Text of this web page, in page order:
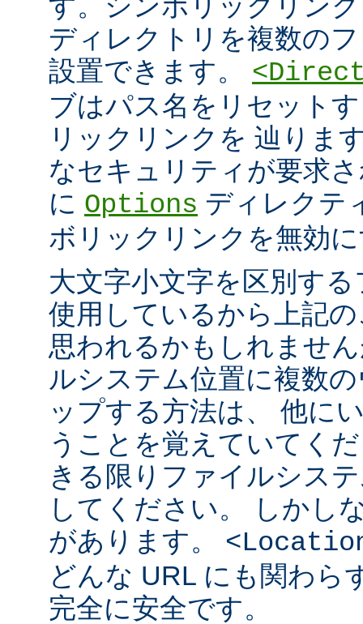
ディレクトリを複数の
設置できます。
ブはパス名をリセット
リックリンクを 辿りま
なセキュリティが要求
に Options ディレクテ
ボリックリンクを無効
大文字小文字を区別す
使用しているから上記
思われるかもしれませ
ルシステム位置に複数
ップする方法は、 他に
うことを覚えていてく
きる限りファイルシス
してください。 しかし
があります。
どんな URL にも関わら
完全に安全です。